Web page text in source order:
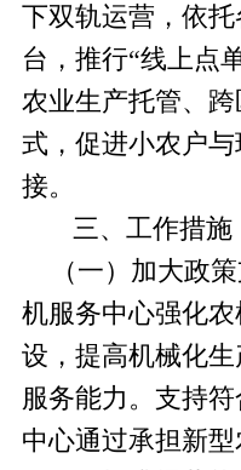
下双轨运营，依
台，推行“线上点
农业生产托管、
式，促进小农户
接。
三、工作措施
（一）加大政策
机服务中心强化
设，提高机械化
服务能力。支持
中心通过承担新